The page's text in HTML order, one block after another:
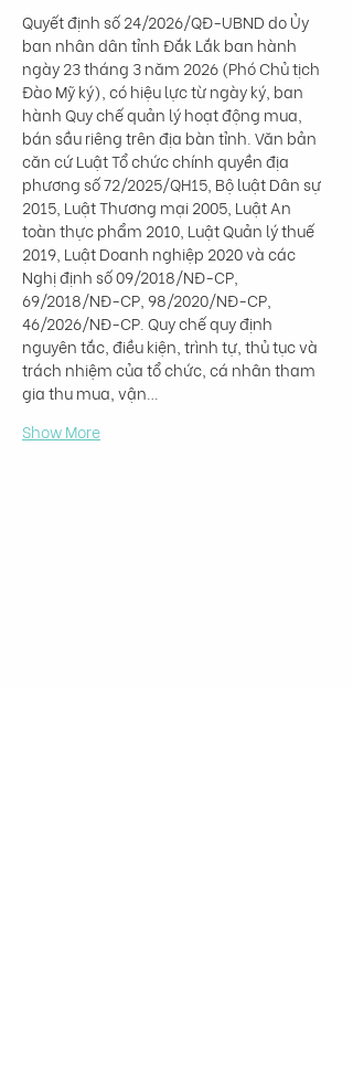
Quyết định số 24/2026/QĐ-UBND do Ủy
ban nhân dân tỉnh Đắk Lắk ban hành
ngày 23 tháng 3 năm 2026 (Phó Chủ tịch
Đào Mỹ ký), có hiệu lực từ ngày ký, ban
hành Quy chế quản lý hoạt động mua,
bán sầu riêng trên địa bàn tỉnh. Văn bản
căn cứ Luật Tổ chức chính quyền địa
phương số 72/2025/QH15, Bộ luật Dân sự
2015, Luật Thương mại 2005, Luật An
toàn thực phẩm 2010, Luật Quản lý thuế
2019, Luật Doanh nghiệp 2020 và các
Nghị định số 09/2018/NĐ-CP,
69/2018/NĐ-CP, 98/2020/NĐ-CP,
46/2026/NĐ-CP. Quy chế quy định
nguyên tắc, điều kiện, trình tự, thủ tục và
trách nhiệm của tổ chức, cá nhân tham
gia thu mua, vận…
Show More